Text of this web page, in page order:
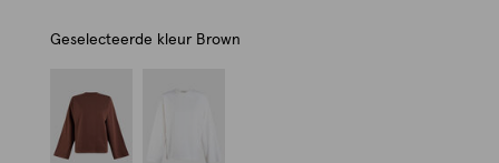
Geselecteerde kleur Brown